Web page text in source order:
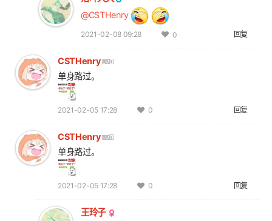
@CSTHenry
2021-02-08 09:28 回复
0
CSTHenry
单身路过。
2021-02-05 17:28 回复
0
CSTHenry
单身路过。
2021-02-05 17:28 回复
0
王玲子